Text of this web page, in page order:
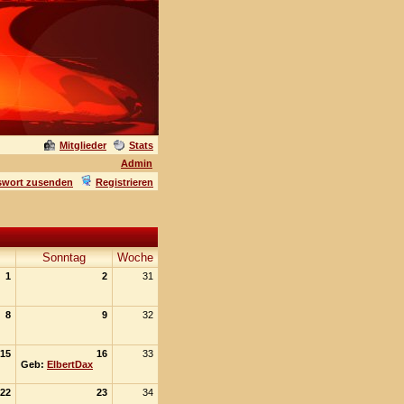
Mitglieder
Stats
Admin
zusenden Registrieren
Sonntag Woche
1 2 31
8 9 32
15
16
Geb: ElbertDax
33
22 23 34